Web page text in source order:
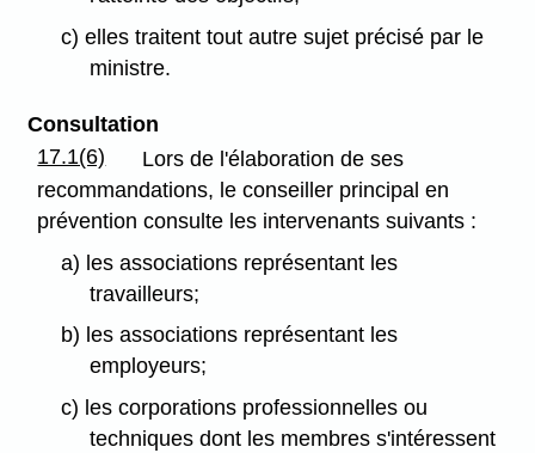
c) elles traitent tout autre sujet précisé par le
ministre.
Consultation
17.1(6)
Lors de l'élaboration de ses
recommandations, le conseiller principal en
prévention consulte les intervenants suivants :
a) les associations représentant les
travailleurs;
b) les associations représentant les
employeurs;
c) les corporations professionnelles ou
techniques dont les membres s'intéressent